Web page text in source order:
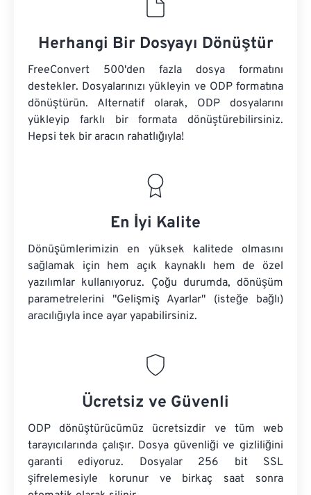
Herhangi Bir Dosyayı Dönüştür
FreeConvert 500'den fazla dosya formatını
destekler. Dosyalarınızı yükleyin ve ODP formatına
dönüştürün. Alternatif olarak, ODP dosyalarını
yükleyip farklı bir formata dönüştürebilirsiniz.
Hepsi tek bir aracın rahatlığıyla!
En İyi Kalite
Dönüşümlerimizin en yüksek kalitede olmasını
sağlamak için hem açık kaynaklı hem de özel
yazılımlar kullanıyoruz. Çoğu durumda, dönüşüm
parametrelerini "Gelişmiş Ayarlar" (isteğe bağlı)
aracılığıyla ince ayar yapabilirsiniz.
Ücretsiz ve Güvenli
ODP dönüştürücümüz ücretsizdir ve tüm web
tarayıcılarında çalışır. Dosya güvenliği ve gizliliğini
garanti ediyoruz. Dosyalar 256 bit SSL
şifrelemesiyle korunur ve birkaç saat sonra